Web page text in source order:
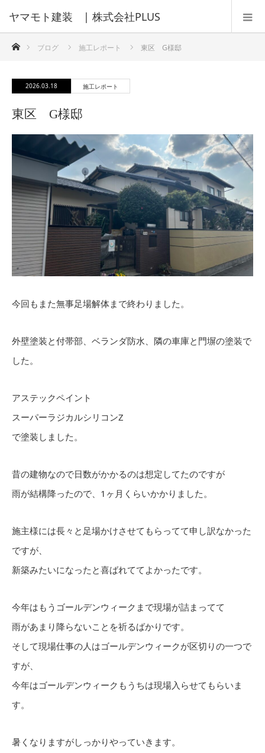
ホームブログ 施工レポート 東区 G様邸
2026.03.18 施工レポート
東区 G様邸
今回もまた無事足場解体まで終わりました。
外壁塗装と付帯部、ベランダ防水、隣の車庫と門塀の塗装で
した。
アステックペイント
スーパーラジカルシリコンZ
で塗装しました。
昔の建物なので日数がかかるのは想定してたのですが
雨が結構降ったので、1ヶ月くらいかかりました。
施主様には長々と足場かけさせてもらってて申し訳なかった
ですが、
新築みたいになったと喜ばれててよかったです。
今年はもうゴールデンウィークまで現場が詰まってて
雨があまり降らないことを祈るばかりです。
そして現場仕事の人はゴールデンウィークが区切りの一つで
すが、
今年はゴールデンウィークもうちは現場入らせてもらいま
す。
暑くなりますがしっかりやっていきます。